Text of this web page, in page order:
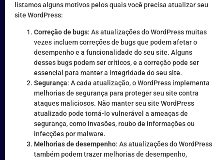
listamos alguns motivos pelos quais você precisa atualizar seu
site WordPress:
Correção de bugs: As atualizações do WordPress muitas
vezes incluem correções de bugs que podem afetar o
desempenho e a funcionalidade do seu site. Alguns
desses bugs podem ser críticos, e a correção pode ser
essencial para manter a integridade do seu site.
Segurança: A cada atualização, o WordPress implementa
melhorias de segurança para proteger seu site contra
ataques maliciosos. Não manter seu site WordPress
atualizado pode torná-lo vulnerável a ameaças de
segurança, como invasões, roubo de informações ou
infecções por malware.
Melhorias de desempenho: As atualizações do WordPress
também podem trazer melhorias de desempenho,